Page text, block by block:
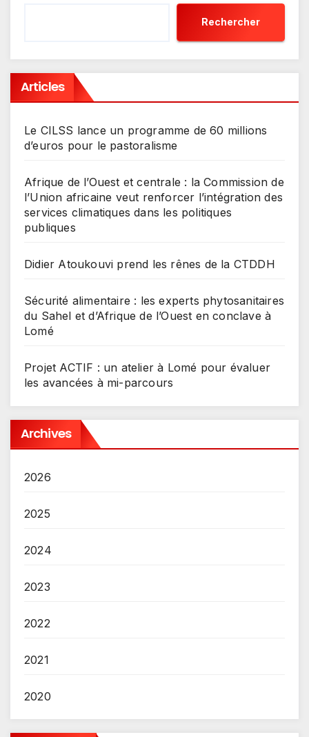
Rechercher
Articles
Le CILSS lance un programme de 60 millions
d’euros pour le pastoralisme
Afrique de l’Ouest et centrale : la Commission de
l’Union africaine veut renforcer l’intégration des
services climatiques dans les politiques
publiques
Didier Atoukouvi prend les rênes de la CTDDH
Sécurité alimentaire : les experts phytosanitaires
du Sahel et d’Afrique de l’Ouest en conclave à
Lomé
Projet ACTIF : un atelier à Lomé pour évaluer
les avancées à mi-parcours
Archives
2026
2025
2024
2023
2022
2021
2020